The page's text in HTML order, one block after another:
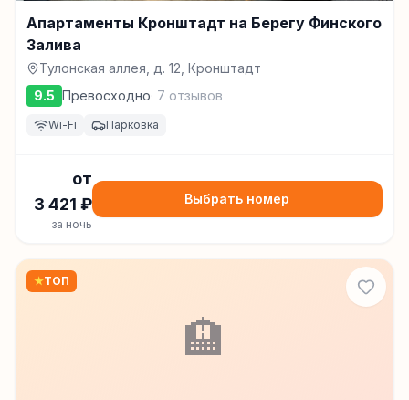
Апартаменты Кронштадт на Берегу Финского
Залива
Тулонская аллея, д. 12, Кронштадт
9.5 Превосходно· 7 отзывов
Wi-Fi Парковка
от
3 421 ₽
за ночь
Выбрать номер
🏨
★ТОП